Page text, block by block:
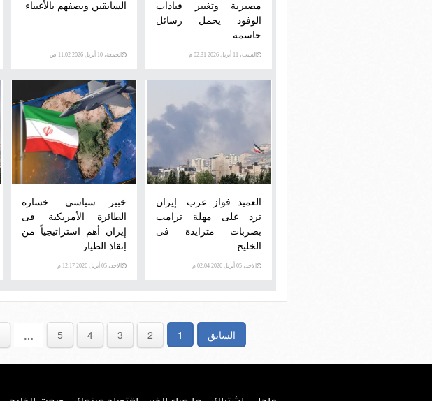
مصيرية وتغيير قيادات
الوفود يحمل رسائل
حاسمة
السبت، 11 أبريل 2026 02:31 م
السابقين ويصفهم بالأغبياء
الجمعة، 10 أبريل 2026 11:02 ص
العميد فواز عرب: إيران
ترد على مهلة ترامب
بضربات متزايدة فى
الخليج
الأحد، 05 أبريل 2026 02:04 م
خبير سياسى: خسارة
الطائرة الأمريكية فى
إيران أهم استراتيجياً من
إنقاذ الطيار
الأحد، 05 أبريل 2026 12:17 م
السابق 1
2
3
4
5
…